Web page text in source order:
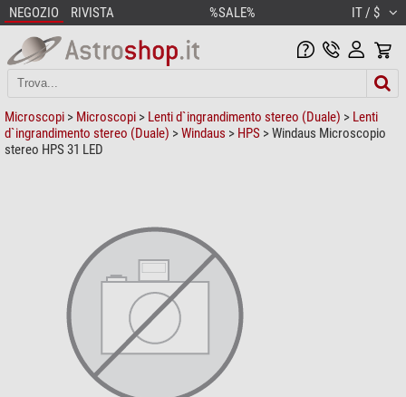
NEGOZIO RIVISTA %SALE% IT / $
Microscopi > Microscopi > Lenti d`ingrandimento stereo (Duale) > Lenti
d`ingrandimento stereo (Duale) >Windaus > HPS > Windaus Microscopio
stereo HPS 31 LED